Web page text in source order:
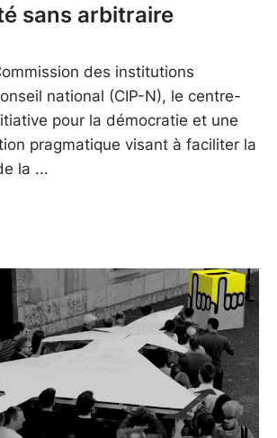
sans arbitraire
des institutions
national (CIP-N), le centre-
pour la démocratie et une
pragmatique visant à faciliter la
la